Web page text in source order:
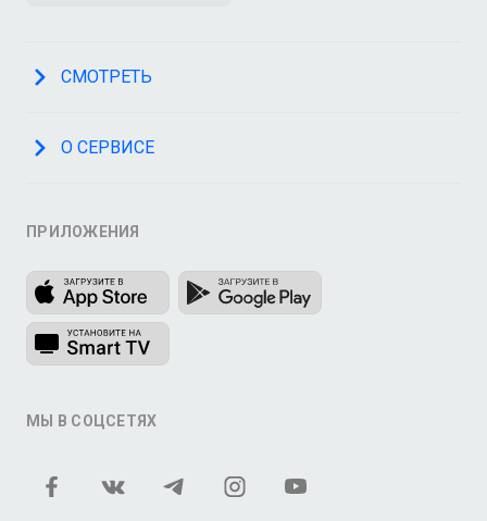
СМОТРЕТЬ
О СЕРВИСЕ
ПРИЛОЖЕНИЯ
МЫ В СОЦСЕТЯХ